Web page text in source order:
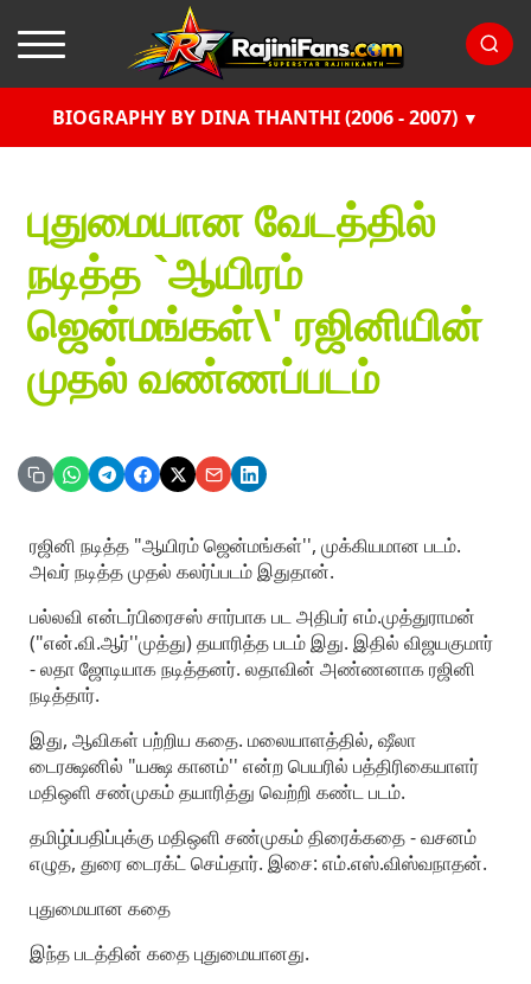
BIOGRAPHY BY DINA THANTHI (2006 - 2007)
புதுமையான வேடத்தில்
நடித்த `ஆயிரம்
ஜென்மங்கள்\' ரஜினியின்
முதல் வண்ணப்படம்
ரஜினி நடித்த "ஆயிரம் ஜென்மங்கள்'', முக்கியமான படம்.
அவர் நடித்த முதல் கலர்ப்படம் இதுதான்.
பல்லவி என்டர்பிரைசஸ் சார்பாக பட அதிபர் எம்.முத்துராமன்
("என்.வி.ஆர்''முத்து) தயாரித்த படம் இது. இதில் விஜயகுமார்
- லதா ஜோடியாக நடித்தனர். லதாவின் அண்ணனாக ரஜினி
நடித்தார்.
இது, ஆவிகள் பற்றிய கதை. மலையாளத்தில், ஷீலா
டைரக்ஷனில் "யக்ஷ கானம்'' என்ற பெயரில் பத்திரிகையாளர்
மதிஒளி சண்முகம் தயாரித்து வெற்றி கண்ட படம்.
தமிழ்ப்பதிப்புக்கு மதிஒளி சண்முகம் திரைக்கதை - வசனம்
எழுத, துரை டைரக்ட் செய்தார். இசை: எம்.எஸ்.விஸ்வநாதன்.
புதுமையான கதை
இந்த படத்தின் கதை புதுமையானது.